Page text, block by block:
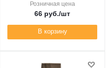
Розничная цена
66 руб./шт
В корзину